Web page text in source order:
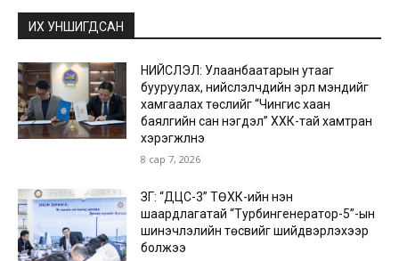
ИХ УНШИГДСАН
НИЙСЛЭЛ: Улаанбаатарын утааг
бууруулах, нийслэлчүүдийн эрүүл мэндийг
хамгаалах төслийг “Чингис хаан
баялгийн сан нэгдэл” ХХК-тай хамтран
хэрэгжүүлнэ
8 сар 7, 2026
ЗГ: “ДЦС-3” ТӨХК-ийн нэн
шаардлагатай “Турбингенератор-5”-ын
шинэчлэлийн төсвийг шийдвэрлэхээр
болжээ